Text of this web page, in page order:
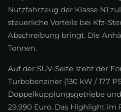
Nutzfahrzeug der Klasse N1
steuerliche Vorteile bei Kfz-
Abschreibung bringt. Die
Tonnen.
Auf der SUV-Seite steht der
Turbobenziner (130 kW / 177
Doppelkupplungsgetriebe
29.990 Euro. Das Highlight im